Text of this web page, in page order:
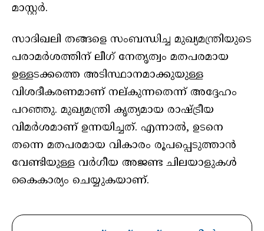
മാസ്റ്റർ.
സാദിഖലി തങ്ങളെ സംബന്ധിച്ച മുഖ്യമന്ത്രിയുടെ
പരാമർശത്തിന് ലീഗ് നേതൃത്വം മതപരമായ
ഉള്ളടക്കത്തെ അടിസ്ഥാനമാക്കുയുള്ള
വിശദീകരണമാണ് നല്കുന്നതെന്ന് അദ്ദേഹം
പറഞ്ഞു. മുഖ്യമന്ത്രി കൃത്യമായ രാഷ്ട്രീയ
വിമർശമാണ് ഉന്നയിച്ചത്. എന്നാൽ, ഉടനെ
തന്നെ മതപരമായ വികാരം രൂപപ്പെടുത്താൻ
വേണ്ടിയുള്ള വർഗീയ അജണ്ട ചിലയാളുകൾ
കൈകാര്യം ചെയ്യുകയാണ്.